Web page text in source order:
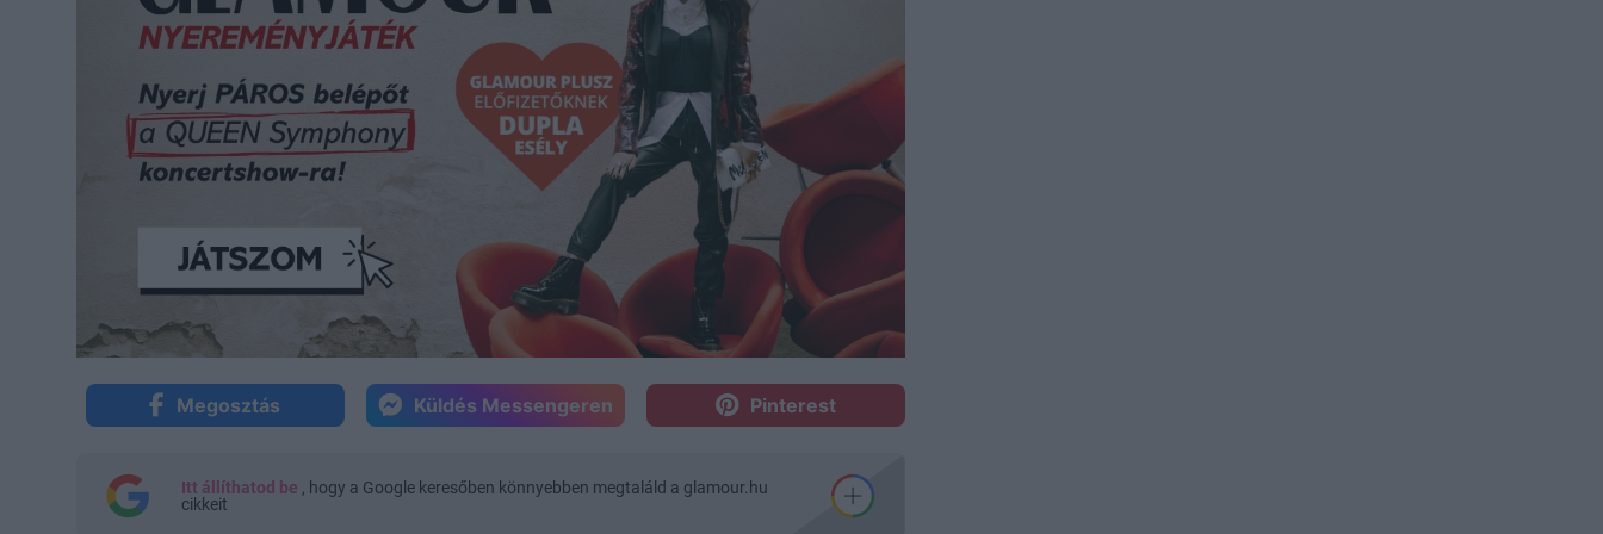
Megosztás Küldés Messengeren Pinterest
Itt állíthatod be , hogy a Google keresőben könnyebben megtaláld a glamour.hu
cikkeit